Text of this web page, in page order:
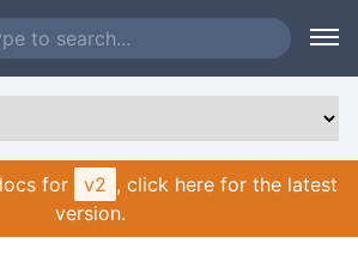
for v2 , click here for the latest
version.